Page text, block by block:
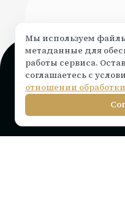
Поддержка и
Чат на сайте ⟶
info@rocketr.ru
Telegram-канал
Мы используем
метаданные для
работы сервиса.
соглашаетесь с
отношении